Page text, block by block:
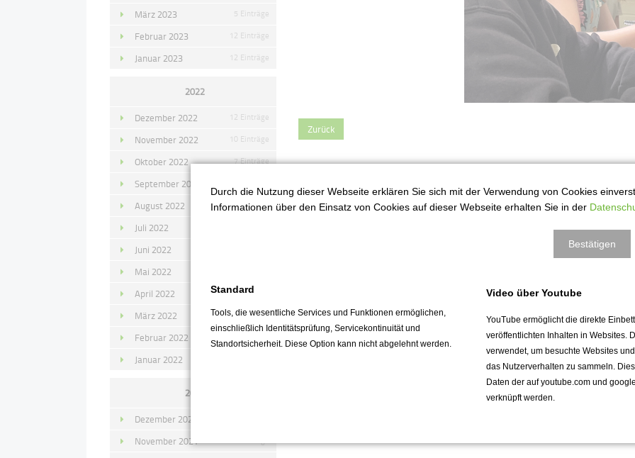
Zurück
März 2023 5 Einträge
Februar 2023 12 Einträge
Januar 2023 12 Einträge
2022
Dezember 2022 12 Einträge
November 2022 10 Einträge
Oktober 2022 7 Einträge
September 2022
August 2022 4 Einträge
Juli 2022
Juni 2022
Mai 2022
April 2022 8 Einträge
März 2022 15 Einträge
Februar 2022
Januar 2022
2021
Dezember 2021
November 2021
Durch die Nutzung dieser Webseite erklären Sie sich mit der Verwendung von Cookies
Informationen über den Einsatz von Cookies auf dieser Webseite erhalten Sie in der
Bestätigen
Standard
Tools, die wesentliche Services und Funktionen ermöglichen,
einschließlich Identitätsprüfung, Servicekontinuität und
Standortsicherheit. Diese Option kann nicht abgelehnt werden.
Video über Youtube
YouTube ermöglicht die direkte
veröffentlichten Inhalten in Websites.
verwendet, um besuchte Websites
das Nutzerverhalten zu sammeln.
Daten der auf youtube.com und
verknüpft werden.